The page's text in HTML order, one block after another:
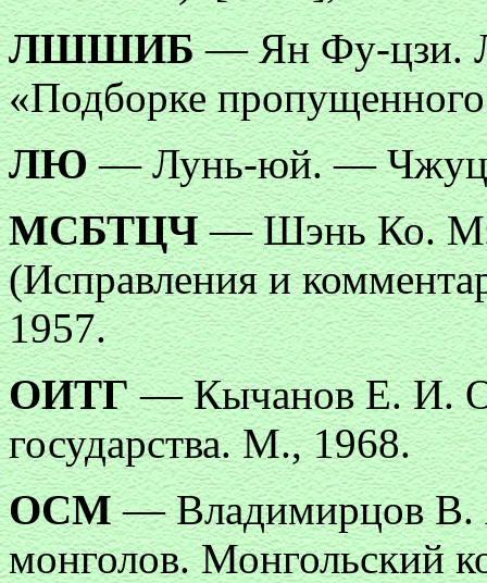
ЛШШИБ— Ян Фу-цзи.
«Подборке
ЛЮ— Лунь-юй. —
МСБТЦЧ— Шэнь Ко.
(Исправления и
1957.
ОИТГ— Кычанов Е. И.
государства. М., 1968.
ОСМ— Владимирцов В.
монголов. Монгольский